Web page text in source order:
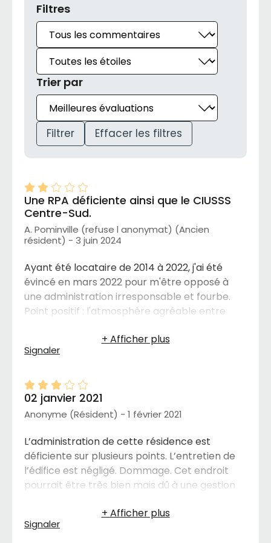
Filtres
Trier par
Filtrer Effacer les filtres
Une RPA déficiente ainsi que le CIUSSS
Centre-Sud.
A. Pominville (refuse l anonymat) (Ancien
résident) - 3 juin 2024
Ayant été locataire de 2014 à 2022, j'ai été
évincé en mars 2022 pour m'être opposé à
une administration irresponsable et fourbe.
Point positif : l'atmosphère agréable entre
Signaler
02 janvier 2021
Anonyme (Résident) - 1 février 2021
L’administration de cette résidence est
déficiente sur plusieurs points. L’entretien de
l’édifice est négligé. Dommage. Cet endroit
pourrait être très bien mais dû à une gestion
l’atmosphère est plutôt difficile. Un point
positif la proximité du centre ville.
Signaler